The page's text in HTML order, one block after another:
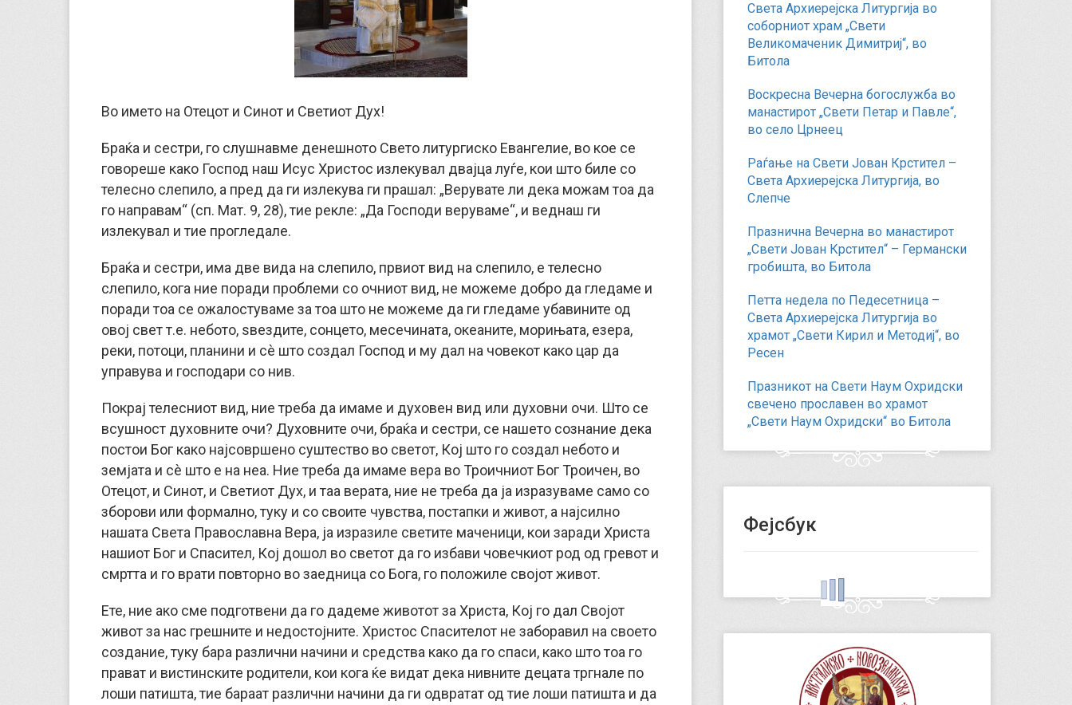
Во името на Отецот и Синот и Светиот Дух!
Браќа и сестри, го слушнавме денешното Свето литургиско Евангелие, во кое се
говореше како Господ наш Исус Христос излекувал двајца луѓе, кои што биле со
телесно слепило, а пред да ги излекува ги прашал: „Верувате ли дека можам тоа да
го направам“ (сп. Мат. 9, 28), тие рекле: „Да Господи веруваме“, и веднаш ги
излекувал и тие прогледале.
Браќа и сестри, има две вида на слепило, првиот вид на слепило, е телесно
слепило, кога ние поради проблеми со очниот вид, не можеме добро да гледаме и
поради тоа се ожалостуваме за тоа што не можеме да ги гледаме убавините од
овој свет т.е. небото, ѕвездите, сонцето, месечината, океаните, морињата, езера,
реки, потоци, планини и сè што создал Господ и му дал на човекот како цар да
управува и господари со нив.
Покрај телесниот вид, ние треба да имаме и духовен вид или духовни очи. Што се
всушност духовните очи? Духовните очи, браќа и сестри, се нашето сознание дека
постои Бог како најсовршено суштество во светот, Кој што го создал небото и
земјата и сè што е на неа. Ние треба да имаме вера во Троичниот Бог Троичен, во
Отецот, и Синот, и Светиот Дух, и таа верата, ние не треба да ја изразуваме само со
зборови или формално, туку и со своите чувства, постапки и живот, а најсилно
нашата Света Православна Вера, ја изразиле светите маченици, кои заради Христа
нашиот Бог и Спасител, Кој дошол во светот да го избави човечкиот род од гревот и
смртта и го врати повторно во заедница со Бога, го положиле својот живот.
Ете, ние ако сме подготвени да го дадеме животот за Христа, Кој го дал Својот
живот за нас грешните и недостојните. Христос Спасителот не заборавил на своето
создание, туку бара различни начини и средства како да го спаси, како што тоа го
прават и вистинските родители, кои кога ќе видат дека нивните децата тргнале по
лоши патишта, тие бараат различни начини да ги одвратат од тие лоши патишта и да
Света Архиерејска Литургија во
соборниот храм „Свети
Великомаченик Димитриј“, во
Битола
Воскресна Вечерна богослужба во
манастирот „Свети Петар и Павле“,
во село Црнеец
Раѓање на Свети Јован Крстител –
Света Архиерејска Литургија, во
Слепче
Празнична Вечерна во манастирот
„Свети Јован Крстител“ – Германски
гробишта, во Битола
Петта недела по Педесетница –
Света Архиерејска Литургија во
храмот „Свети Кирил и Методиј“, во
Ресен
Празникот на Свети Наум Охридски
свечено прославен во храмот
„Свети Наум Охридски“ во Битола
Фејсбук